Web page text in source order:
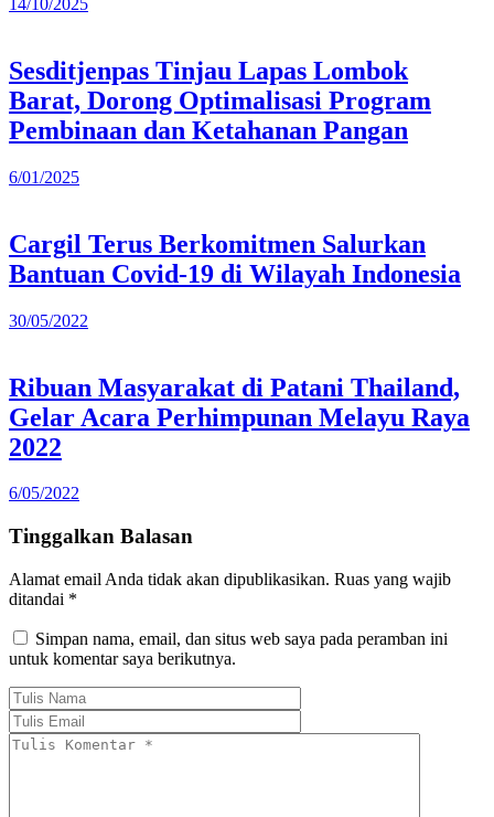
14/10/2025
Sesditjenpas Tinjau Lapas Lombok
Barat, Dorong Optimalisasi Program
Pembinaan dan Ketahanan Pangan
6/01/2025
Cargil Terus Berkomitmen Salurkan
Bantuan Covid-19 di Wilayah Indonesia
30/05/2022
Ribuan Masyarakat di Patani Thailand,
Gelar Acara Perhimpunan Melayu Raya
2022
6/05/2022
Tinggalkan Balasan
Alamat email Anda tidak akan dipublikasikan. Ruas yang wajib
ditandai *
Simpan nama, email, dan situs web saya pada peramban ini
untuk komentar saya berikutnya.